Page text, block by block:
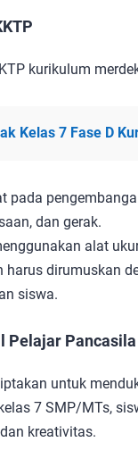
kurikulum
Kelas 7 Fase D
pada
dan gerak.
alat
harus dirumuskan
siswa.
Pelajar Pancasila
untuk
7 SMP/MTs,
kreativitas.